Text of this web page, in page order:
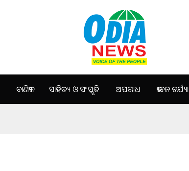
ବାଣିଜ୍ୟ ସାହିତ୍ୟ ଓ ସଂସ୍କୃତି ଅପରାଧ ଜୀବନ ଚର୍ଯ୍ୟା